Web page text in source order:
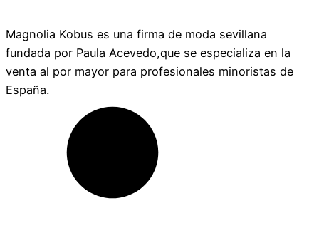
Magnolia Kobus es una firma de moda sevillana
fundada por Paula Acevedo,que se especializa en la
venta al por mayor para profesionales minoristas de
España.